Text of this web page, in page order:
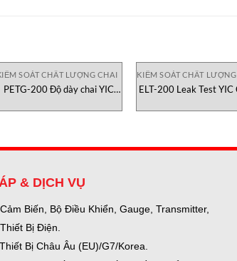
SOÁT CHẤT LƯỢNG CHAI
PETG-200 Độ dày chai YIC
KIỂM SOÁT CHẤT
ELT-200 Leak Test YIC
& DỊCH VỤ
Biến, Bộ Điều Khiển, Gauge, Transmitter,
Bị Điện.
Bị Châu Âu (EU)/G7/Korea.